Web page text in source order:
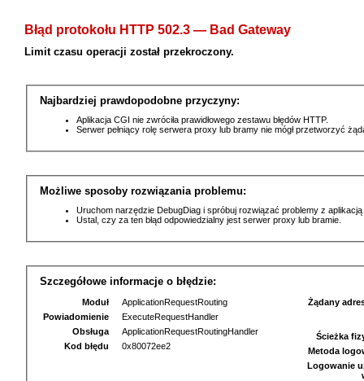
Błąd protokołu HTTP 502.3 — Bad Gateway
Limit czasu operacji został przekroczony.
Najbardziej prawdopodobne przyczyny:
Aplikacja CGI nie zwróciła prawidłowego zestawu błędów HTTP.
Serwer pełniący rolę serwera proxy lub bramy nie mógł przetworzyć
Możliwe sposoby rozwiązania problemu:
Uruchom narzędzie DebugDiag i spróbuj rozwiązać problemy z
Ustal, czy za ten błąd odpowiedzialny jest serwer proxy lub bramie.
Szczegółowe informacje o błędzie:
Moduł
ApplicationRequestRouting
Powiadomienie
ExecuteRequestHandler
Obsługa
ApplicationRequestRoutingHandler
Kod błędu
0x80072ee2
Żądany
Ścieżka
Metoda
Logowanie